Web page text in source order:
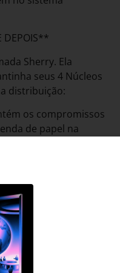
DEPOIS**
Sherry. Ela
seus 4 Núcleos
distribuição:
os compromissos
de papel na
la a marcar dois
compromissos
seu
Sherry anota
do trabalho em
não gosta de
limpo, suas duas